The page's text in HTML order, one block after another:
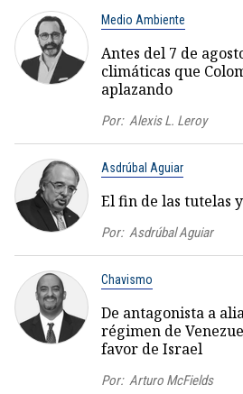
Medio Ambiente
Antes del 7 de
climáticas que
aplazando
Por: Alexis L. Leroy
Asdrúbal Aguiar
El fin de las tutelas
Por: Asdrúbal Aguiar
Chavismo
De antagonista a
régimen de
favor de Israel
Por: Arturo McFields